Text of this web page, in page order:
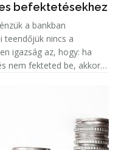
befektetésekhez
a bankban
teendőjük nincs a
igazság az, hogy: ha
nem fekteted be, akkor